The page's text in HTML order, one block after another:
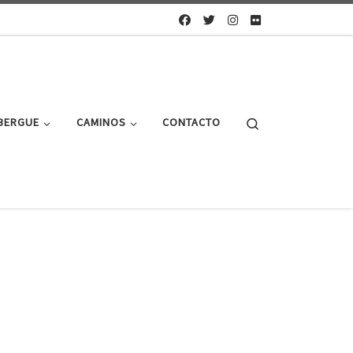
CAMINOS CONTACTO